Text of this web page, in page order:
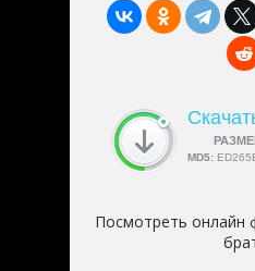
СКАЧАЛИ:
MD5:
Посмотреть онлайн